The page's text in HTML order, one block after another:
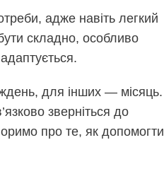
адже навіть легкий
складно, особливо
для інших — місяць.
зверніться до
про те, як допомогти